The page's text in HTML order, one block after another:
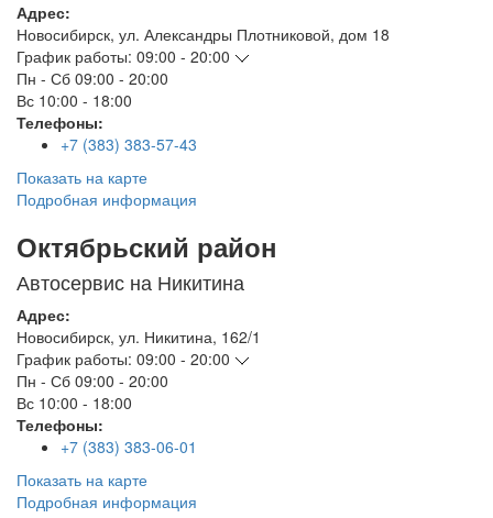
Адрес:
Новосибирск, ул. Александры Плотниковой, дом 18
График работы: 09:00 - 20:00
Пн - Сб 09:00 - 20:00
Вс 10:00 - 18:00
Телефоны:
+7 (383) 383-57-43
Показать на карте
Подробная информация
Октябрьский район
Автосервис на Никитина
Адрес:
Новосибирск, ул. Никитина, 162/1
График работы: 09:00 - 20:00
Пн - Сб 09:00 - 20:00
Вс 10:00 - 18:00
Телефоны:
+7 (383) 383-06-01
Показать на карте
Подробная информация